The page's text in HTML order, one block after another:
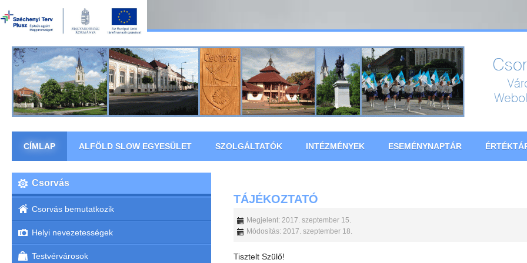
CÍMLAP ALFÖLD SLOW EGYESÜLET SZOLGÁLTATÓK INTÉZMÉNYEK ESEMÉNYNAPTÁR
TÁJÉKOZTATÓ
Megjelent: 2017. szeptember 15.
Módosítás: 2017. szeptember 18.
Tisztelt Szülő!
Csorvás
Csorvás bemutatkozik
Helyi nevezetességek
Testvérvárosok